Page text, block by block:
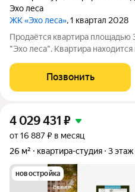
Эхо леса
ЖК «Эхо леса», 1 квартал 2028
Продаётся квартира
"Эхо леса". Квартира
особенностей планировки изолированные комнаты с окнами
на одну сторону, 1
Позвонить
4 029 431 ₽
от 16 887 ₽ в месяц
26 м²
квартира-студия 3 этаж
новостройка